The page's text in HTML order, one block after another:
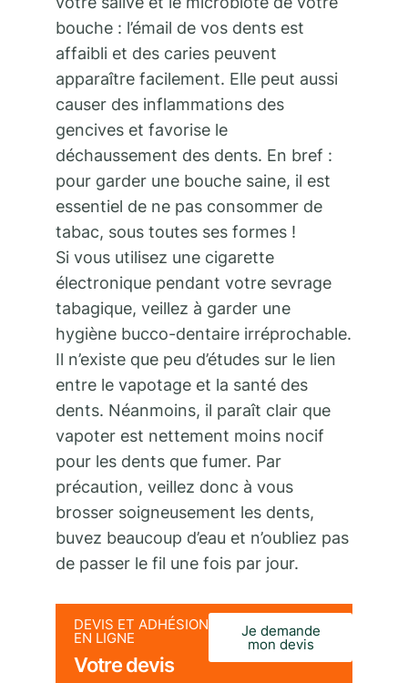
bouche : l’émail de vos dents est
affaibli et des caries peuvent
apparaître facilement. Elle peut aussi
causer des inflammations des
gencives et favorise le
déchaussement des dents. En bref :
pour garder une bouche saine, il est
essentiel de ne pas consommer de
tabac, sous toutes ses formes !
Si vous utilisez une cigarette
électronique pendant votre sevrage
tabagique, veillez à garder une
hygiène bucco-dentaire irréprochable.
Il n’existe que peu d’études sur le lien
entre le vapotage et la santé des
dents. Néanmoins, il paraît clair que
vapoter est nettement moins nocif
pour les dents que fumer. Par
précaution, veillez donc à vous
brosser soigneusement les dents,
buvez beaucoup d’eau et n’oubliez pas
de passer le fil une fois par jour.
DEVIS ET ADHÉSION
EN LIGNE
Votre devis
Je demande
mon devis